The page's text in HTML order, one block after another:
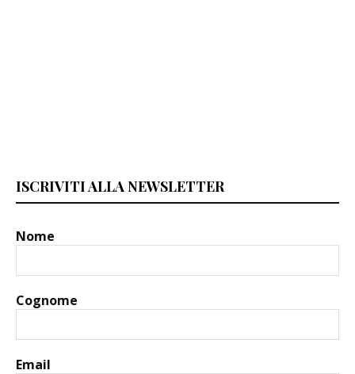
ISCRIVITI ALLA NEWSLETTER
Nome
Cognome
Email